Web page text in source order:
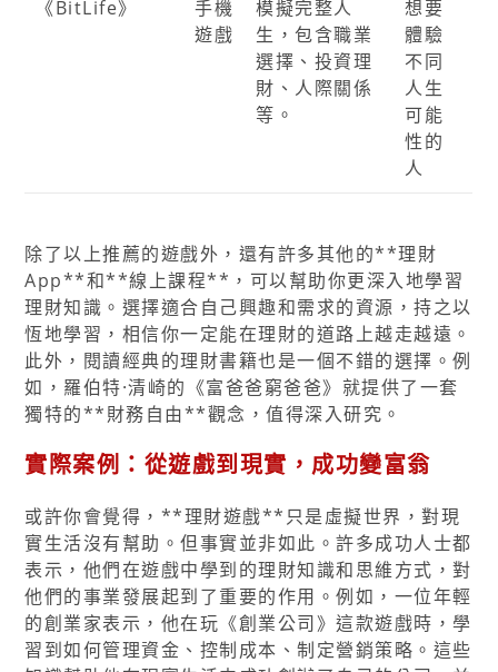
《BitLife》
手機
遊戲
模擬完整人
生，包含職業
選擇、投資理
財、人際關係
等。
想要
體驗
不同
人生
可能
性的
人
除了以上推薦的遊戲外，還有許多其他的**理財
App**和**線上課程**，可以幫助你更深入地學習
理財知識。選擇適合自己興趣和需求的資源，持之以
恆地學習，相信你一定能在理財的道路上越走越遠。
此外，閱讀經典的理財書籍也是一個不錯的選擇。例
如，羅伯特·清崎的《富爸爸窮爸爸》就提供了一套
獨特的**財務自由**觀念，值得深入研究。
實際案例：從遊戲到現實，成功變富翁
或許你會覺得，**理財遊戲**只是虛擬世界，對現
實生活沒有幫助。但事實並非如此。許多成功人士都
表示，他們在遊戲中學到的理財知識和思維方式，對
他們的事業發展起到了重要的作用。例如，一位年輕
的創業家表示，他在玩《創業公司》這款遊戲時，學
習到如何管理資金、控制成本、制定營銷策略。這些